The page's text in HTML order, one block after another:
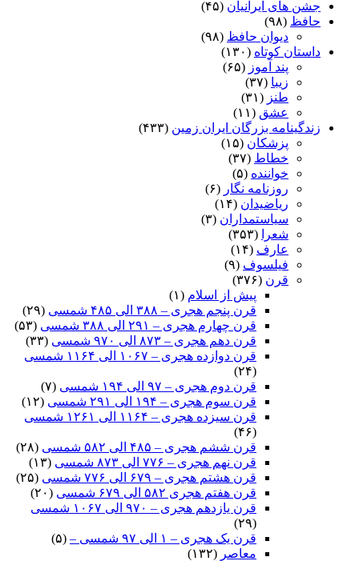
جشن های ایرانیان (۴۵)
حافظ (۹۸)
دیوان حافظ (۹۸)
داستان کوتاه (۱۳۰)
پند آموز (۶۵)
زیبا (۳۷)
طنز (۳۱)
عشق (۱۱)
زندگینامه بزرگان ایران زمین (۴۳۳)
پزشکان (۱۵)
خطاط (۳۷)
خواننده (۵)
روزنامه نگار (۶)
ریاضیدان (۱۴)
سیاستمداران (۳)
شعرا
(۳۵۳)
عارف (۱۴)
فیلسوف (۹)
قرن (۳۷۶)
پیش از اسلام (۱)
قرن پنجم هجری – ۳۸۸ الی ۴۸۵ شمسی
(۲۹)
قرن چهارم هجری – ۲۹۱ الی ۳۸۸ شمسی
(۵۳)
قرن دهم هجری – ۸۷۳ الی ۹۷۰ شمسی
(۳۳)
قرن دوازده هجری – ۱۰۶۷ الی ۱۱۶۴ شمسی
(۲۴)
قرن دوم هجری – ۹۷ الی ۱۹۴ شمسی
(۷)
قرن سوم هجری – ۱۹۴ الی ۲۹۱ شمسی
(۱۲)
قرن سیزده هجری – ۱۱۶۴ الی ۱۲۶۱ شمسی
(۴۶)
قرن ششم هجری – ۴۸۵ الی ۵۸۲ شمسی
(۲۸)
قرن نهم هجری – ۷۷۶ الی ۸۷۳ شمسی
(۱۳)
قرن هشتم هجری – ۶۷۹ الی ۷۷۶ شمسی
(۲۵)
قرن هفتم هجری ۵۸۲ الی ۶۷۹ شمسی
(۲۰)
قرن یازدهم هجری – ۹۷۰ الی ۱۰۶۷ شمسی
(۲۹)
قرن یک هجری – ۱ الی ۹۷ شمسی –
(۵)
معاصر (۱۳۲)